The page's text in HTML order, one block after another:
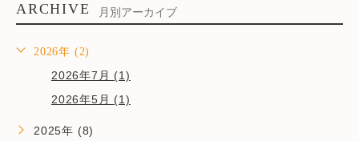
ARCHIVE 月別アーカイブ
2026年 (2)
2026年7月 (1)
2026年5月 (1)
2025年 (8)